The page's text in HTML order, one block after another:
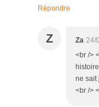
Répondre
Z Za 24/
<br />
ne sait
<br />